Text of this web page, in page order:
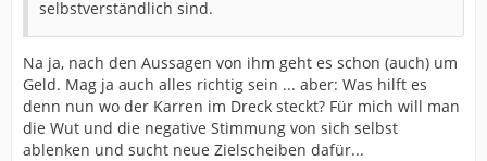
selbstverständlich sind.
Na ja, nach den Aussagen von ihm geht es schon (auch) um
Geld. Mag ja auch alles richtig sein ... aber: Was hilft es
denn nun wo der Karren im Dreck steckt? Für mich will man
die Wut und die negative Stimmung von sich selbst
ablenken und sucht neue Zielscheiben dafür...